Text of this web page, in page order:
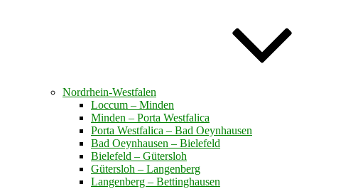
Nordrhein-Westfalen
Loccum – Minden
Minden – Porta Westfalica
Porta Westfalica – Bad Oeynhausen
Bad Oeynhausen – Bielefeld
Bielefeld – Gütersloh
Gütersloh – Langenberg
Langenberg – Bettinghausen